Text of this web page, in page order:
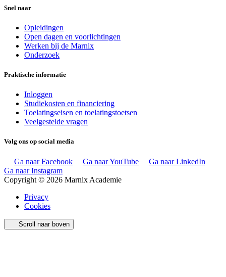
Snel naar
Opleidingen
Open dagen en voorlichtingen
Werken bij de Marnix
Onderzoek
Praktische informatie
Inloggen
Studiekosten en financiering
Toelatingseisen en toelatingstoetsen
Veelgestelde vragen
Volg ons op social media
Ga naar Facebook Ga naar YouTube
Ga naar LinkedIn
Ga naar Instagram
Copyright © 2026 Marnix Academie
Privacy
Cookies
Scroll naar boven